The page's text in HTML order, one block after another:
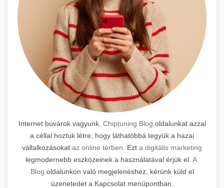
Internet búvárok vagyunk. Chiptuning Blog oldalunkat azzal
a céllal hoztuk létre, hogy láthatóbbá tegyük a hazai
vállalkozásokat az online térben . Ezt a digitális marketing
legmodernebb eszközeinek a használatával érjük el. A
Blog oldalunkon való megjelenéshez, kérünk küld el
üzenetedet a Kapcsolat menüpontban.